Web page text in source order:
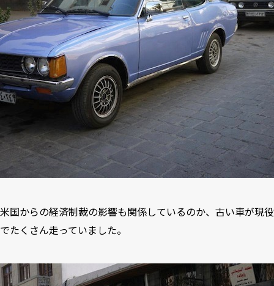
米国からの経済制裁の影響も関係しているのか、古い車が現役
でたくさん走っていました。